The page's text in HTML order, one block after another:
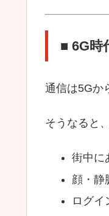
■ 6G時
通信は5Gか
そうなると
街中に
顔・静
ログイ